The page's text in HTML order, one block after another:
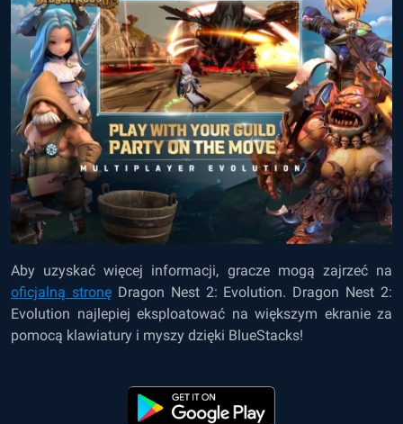
Aby uzyskać więcej informacji, gracze mogą zajrzeć na
oficjalną stronęDragon Nest 2: Evolution. Dragon Nest 2:
Evolution najlepiej eksploatować na większym ekranie za
pomocą klawiatury i myszy dzięki BlueStacks!